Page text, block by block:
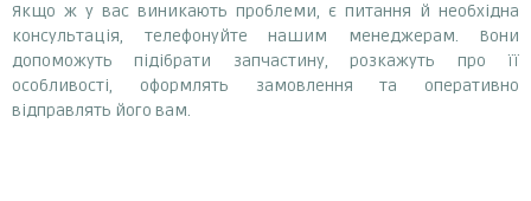
Якщо ж у вас виникають проблеми, є питання й необхідна
консультація, телефонуйте нашим менеджерам. Вони
допоможуть підібрати запчастину, розкажуть про її
особливості, оформлять замовлення та оперативно
відправлять його вам.